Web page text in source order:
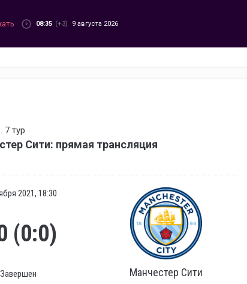
08:35 (+3) 9 августа 2026
7 тур
Сити: прямая трансляция
2021, 18:30
(0:0)
Завершен Манчестер Сити